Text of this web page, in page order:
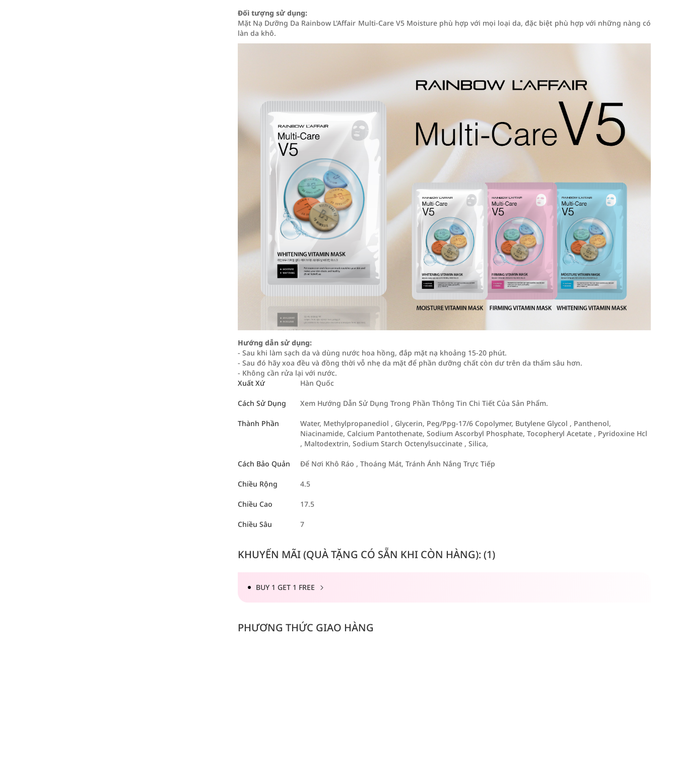
Đối tượng sử dụng:
Mặt Nạ Dưỡng Da Rainbow L'Affair Multi-Care V5 Moisture phù hợp với mọi loại da, đặc biệt phù hợp với những nàng có
làn da khô.
Hướng dẫn sử dụng:
- Sau khi làm sạch da và dùng nước hoa hồng, đắp mặt nạ khoảng 15-20 phút.
- Sau đó hãy xoa đều và đồng thời vỗ nhẹ da mặt để phần dưỡng chất còn dư trên da thấm sâu hơn.
- Không cần rửa lại với nước.
Xuất Xứ
Hàn Quốc
Cách Sử Dụng Xem Hướng Dẫn Sử Dụng Trong Phần Thông Tin Chi Tiết Của Sản Phẩm.
Thành Phần
Water, Methylpropanediol , Glycerin, Peg/Ppg-17/6 Copolymer, Butylene Glycol , Panthenol,
Niacinamide, Calcium Pantothenate, Sodium Ascorbyl Phosphate, Tocopheryl Acetate , Pyridoxine Hcl
, Maltodextrin, Sodium Starch Octenylsuccinate , Silica,
Cách Bảo Quản Để Nơi Khô Ráo , Thoáng Mát, Tránh Ánh Nắng Trực Tiếp
Chiều Rộng 4.5
Chiều Cao 17.5
Chiều Sâu 7
KHUYẾN MÃI (QUÀ TẶNG CÓ SẴN KHI CÒN HÀNG): (1)
BUY 1 GET 1 FREE
PHƯƠNG THỨC GIAO HÀNG